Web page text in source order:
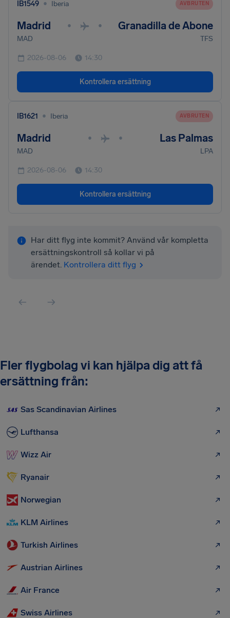
IB1549 • Iberia AVBRUTEN
Madrid • • Granadilla de Abone
MAD TFS
2026-08-06 14:30
Kontrollera ersättning
IB1621 • Iberia AVBRUTEN
Madrid • • Las Palmas
MAD LPA
2026-08-06 14:30
Kontrollera ersättning
Har ditt flyg inte kommit? Använd vår kompletta
ersättningskontroll så kollar vi på
ärendet. Kontrollera ditt flyg
Fler flygbolag vi kan hjälpa dig att få
ersättning från:
Sas Scandinavian Airlines
Lufthansa
Wizz Air
Ryanair
Norwegian
KLM Airlines
Turkish Airlines
Austrian Airlines
Air France
Swiss Airlines